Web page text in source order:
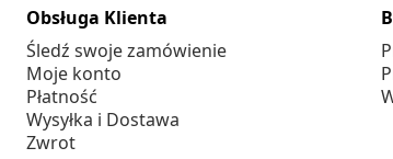
Obsługa Klienta
Śledź swoje zamówienie
Moje konto
Płatność
Wysyłka i Dostawa
Zwrot